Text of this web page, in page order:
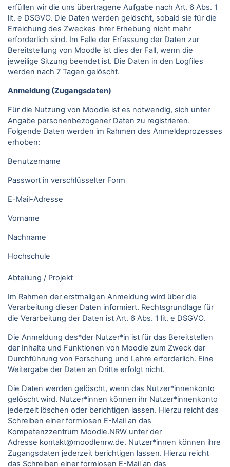
erfüllen wir die uns übertragene Aufgabe nach Art. 6 Abs. 1
lit. e DSGVO. Die Daten werden gelöscht, sobald sie für die
Erreichung des Zweckes ihrer Erhebung nicht mehr
erforderlich sind. Im Falle der Erfassung der Daten zur
Bereitstellung von Moodle ist dies der Fall, wenn die
jeweilige Sitzung beendet ist. Die Daten in den Logfiles
werden nach 7 Tagen gelöscht.
Anmeldung (Zugangsdaten)
Für die Nutzung von Moodle ist es notwendig, sich unter
Angabe personenbezogener Daten zu registrieren.
Folgende Daten werden im Rahmen des Anmeldeprozesses
erhoben:
Benutzername
Passwort in verschlüsselter Form
E-Mail-Adresse
Vorname
Nachname
Hochschule
Abteilung / Projekt
Im Rahmen der erstmaligen Anmeldung wird über die
Verarbeitung dieser Daten informiert. Rechtsgrundlage für
die Verarbeitung der Daten ist Art. 6 Abs. 1 lit. e DSGVO.
Die Anmeldung des*der Nutzer*in ist für das Bereitstellen
der Inhalte und Funktionen von Moodle zum Zweck der
Durchführung von Forschung und Lehre erforderlich. Eine
Weitergabe der Daten an Dritte erfolgt nicht.
Die Daten werden gelöscht, wenn das Nutzer*innenkonto
gelöscht wird. Nutzer*innen können ihr Nutzer*innenkonto
jederzeit löschen oder berichtigen lassen. Hierzu reicht das
Schreiben einer formlosen E-Mail an das
Kompetenzzentrum Moodle.NRW unter der
Adresse kontakt@moodlenrw.de. Nutzer*innen können ihre
Zugangsdaten jederzeit berichtigen lassen. Hierzu reicht
das Schreiben einer formlosen E-Mail an das